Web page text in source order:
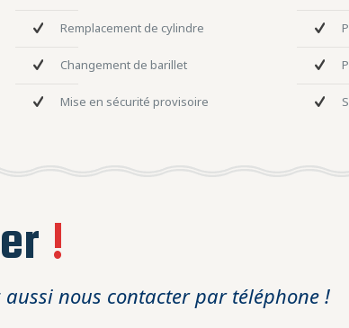
Remplacement de cylindre
Changement de barillet
Mise en sécurité provisoire
!
aussi nous contacter par téléphone !